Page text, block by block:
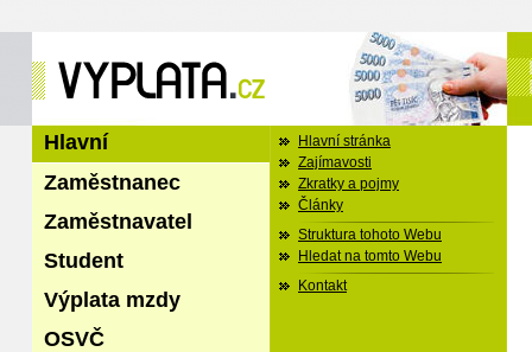
Hlavní
Zaměstnanec
Zaměstnavatel
Student
Výplata mzdy
OSVČ
Hlavní stránka
Zajímavosti
Zkratky a pojmy
Články
Struktura tohoto Webu
Hledat na tomto Webu
Kontakt